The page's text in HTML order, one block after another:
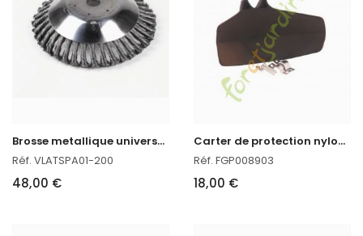
B
rosse metallique universelle pour débroussailleuse
Réf. VLATSPA01-200
48,00 €
C
arter de protection nylon universel pour débroussailleuse
Réf. FGP008903
18,00 €